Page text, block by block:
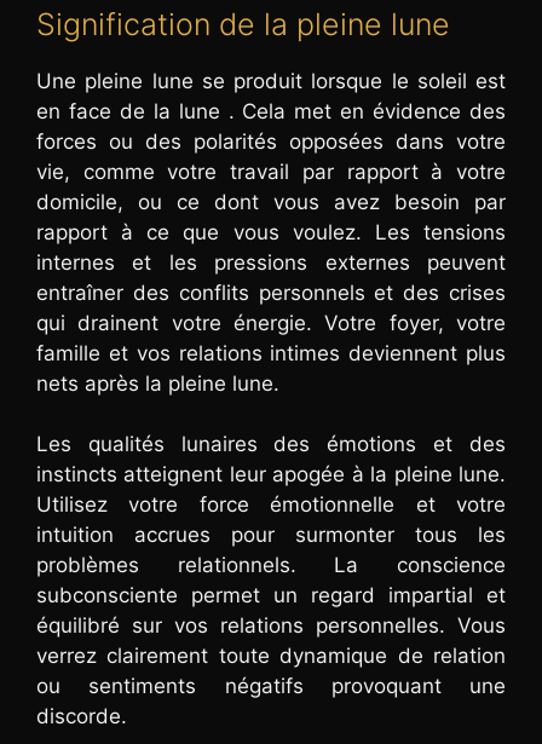
Signification de la pleine lune
Une pleine lune se produit lorsque le soleil est
en face de la lune . Cela met en évidence des
forces ou des polarités opposées dans votre
vie, comme votre travail par rapport à votre
domicile, ou ce dont vous avez besoin par
rapport à ce que vous voulez. Les tensions
internes et les pressions externes peuvent
entraîner des conflits personnels et des crises
qui drainent votre énergie. Votre foyer, votre
famille et vos relations intimes deviennent plus
nets après la pleine lune.
Les qualités lunaires des émotions et des
instincts atteignent leur apogée à la pleine lune.
Utilisez votre force émotionnelle et votre
intuition accrues pour surmonter tous les
problèmes relationnels. La conscience
subconsciente permet un regard impartial et
équilibré sur vos relations personnelles. Vous
verrez clairement toute dynamique de relation
ou sentiments négatifs provoquant une
discorde.